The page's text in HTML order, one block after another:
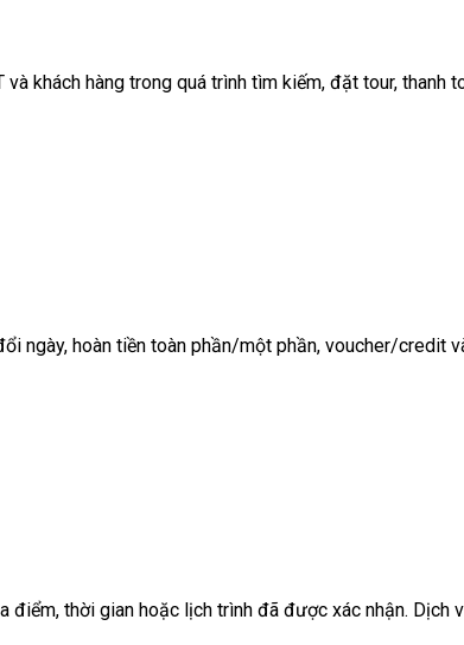
khách hàng trong quá trình tìm kiếm, đặt tour, thanh
ngày, hoàn tiền toàn phần/một phần, voucher/credit
thời gian hoặc lịch trình đã được xác nhận. Dịch